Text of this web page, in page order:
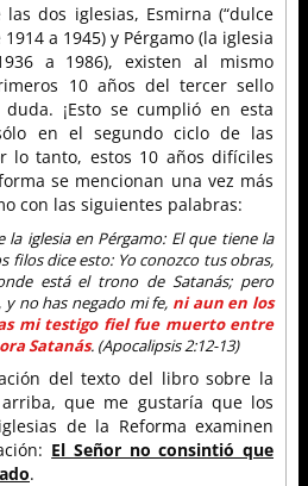
dos iglesias, Esmirna (“dulce
a 1945) y Pérgamo (la iglesia
a 1986), existen al mismo
10 años del tercer sello
¡Esto se cumplió en esta
en el segundo ciclo de las
lo tanto, estos 10 años difíciles
se mencionan una vez más
con las siguientes palabras:
la iglesia en Pérgamo: El que tiene la
filos dice esto: Yo conozco tus obras,
está el trono de Satanás; pero
no has negado mi fe, ni aun en los
mi testigo fiel fue muerto entre
Satanás. (Apocalipsis 2:12-13)
del texto del libro sobre la
que me gustaría que los
de la Reforma examinen
El Señor no consintió que
.